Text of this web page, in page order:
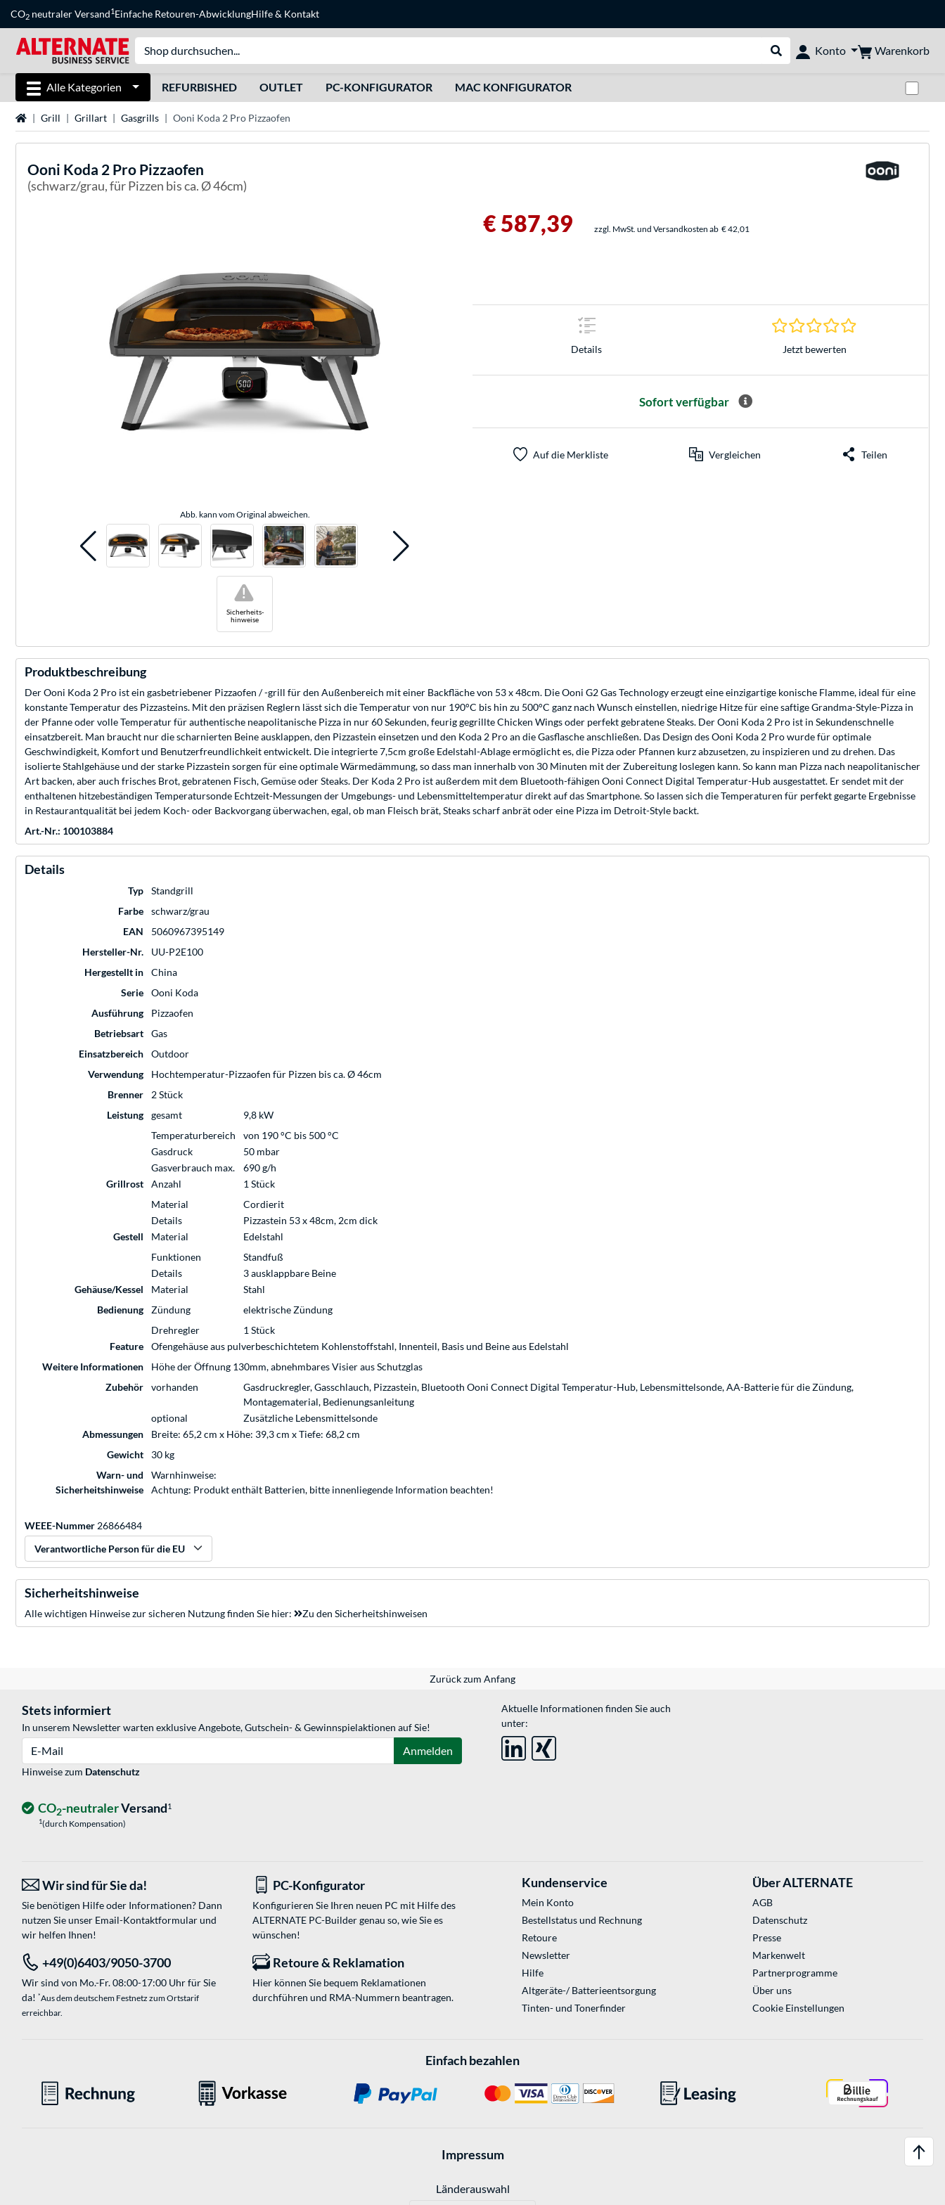
CO2 neutraler Versand1Einfache Retouren-AbwicklungHilfe& Kontakt
Suche durchführen
Konto Warenkorb
Alle Kategorien REFURBISHED OUTLET PC-KONFIGURATOR MAC KONFIGURATOR
Startseite
Grill Grillart Gasgrills Ooni Koda 2 Pro Pizzaofen
Ooni Koda 2 Pro Pizzaofen
(schwarz/grau, für Pizzen bis ca. Ø 46cm)
Abb. kann vom Original abweichen.
Sicherheits-
hinweise
!
€ 587,39 zzgl. MwSt. und Versandkosten ab € 42,01
Details
0.0 Sterne bei 0
Jetzt bewerten
Sofort verfügbar
Auf die Merkliste Vergleichen Teilen
Produktbeschreibung
Der Ooni Koda 2 Pro ist ein gasbetriebener Pizzaofen / -grill für den Außenbereich mit einer Backfläche von 53 x 48cm. Die Ooni G2 Gas Technology erzeugt eine einzigartige konische Flamme, ideal für eine
konstante Temperatur des Pizzasteins. Mit den präzisen Reglern lässt sich die Temperatur von nur 190°C bis hin zu 500°C ganz nach Wunsch einstellen, niedrige Hitze für eine saftige Grandma-Style-Pizza in
der Pfanne oder volle Temperatur für authentische neapolitanische Pizza in nur 60 Sekunden, feurig gegrillte Chicken Wings oder perfekt gebratene Steaks. Der Ooni Koda 2 Pro ist in Sekundenschnelle
einsatzbereit. Man braucht nur die scharnierten Beine ausklappen, den Pizzastein einsetzen und den Koda 2 Pro an die Gasflasche anschließen. Das Design des Ooni Koda 2 Pro wurde für optimale
Geschwindigkeit, Komfort und Benutzerfreundlichkeit entwickelt. Die integrierte 7,5cm große Edelstahl-Ablage ermöglicht es, die Pizza oder Pfannen kurz abzusetzen, zu inspizieren und zu drehen. Das
isolierte Stahlgehäuse und der starke Pizzastein sorgen für eine optimale Wärmedämmung, so dass man innerhalb von 30 Minuten mit der Zubereitung loslegen kann. So kann man Pizza nach neapolitanischer
Art backen, aber auch frisches Brot, gebratenen Fisch, Gemüse oder Steaks. Der Koda 2 Pro ist außerdem mit dem Bluetooth-fähigen Ooni Connect Digital Temperatur-Hub ausgestattet. Er sendet mit der
enthaltenen hitzebeständigen Temperatursonde Echtzeit-Messungen der Umgebungs- und Lebensmitteltemperatur direkt auf das Smartphone. So lassen sich die Temperaturen für perfekt gegarte Ergebnisse
in Restaurantqualität bei jedem Koch- oder Backvorgang überwachen, egal, ob man Fleisch brät, Steaks scharf anbrät oder eine Pizza im Detroit-Style backt.
Art.-Nr.: 100103884
Details
Typ
Standgrill
Farbe
schwarz/grau
EAN
5060967395149
Hersteller-Nr.
UU-P2E100
Hergestellt in
China
Serie
Ooni Koda
Ausführung
Pizzaofen
Betriebsart
Gas
Einsatzbereich
Outdoor
Verwendung
Hochtemperatur-Pizzaofen für Pizzen bis ca. Ø 46cm
Brenner
2 Stück
Leistung
gesamt
9,8 kW
Temperaturbereich
von 190 °C bis 500 °C
Gasdruck
50 mbar
Gasverbrauch max.
690 g/h
Grillrost
Anzahl
1 Stück
Material
Cordierit
Details
Pizzastein 53 x 48cm, 2cm dick
Gestell
Material
Edelstahl
Funktionen
Standfuß
Details
3 ausklappbare Beine
Gehäuse/Kessel
Material
Stahl
Bedienung
Zündung
elektrische Zündung
Drehregler
1 Stück
Feature
Ofengehäuse aus pulverbeschichtetem Kohlenstoffstahl, Innenteil, Basis und Beine aus Edelstahl
Weitere Informationen
Höhe der Öffnung 130mm, abnehmbares Visier aus Schutzglas
Zubehör
vorhanden
Gasdruckregler, Gasschlauch, Pizzastein, Bluetooth Ooni Connect Digital Temperatur-Hub, Lebensmittelsonde, AA-Batterie für die Zündung,
Montagematerial, Bedienungsanleitung
optional
Zusätzliche Lebensmittelsonde
Abmessungen
Breite: 65,2 cm x Höhe: 39,3 cm x Tiefe: 68,2 cm
Gewicht
30 kg
Warn- und
Sicherheitshinweise
Warnhinweise:
Achtung: Produkt enthält Batterien, bitte innenliegende Information beachten!
WEEE-Nummer 26866484
Verantwortliche Person für die EU
Sicherheitshinweise
Alle wichtigen Hinweise zur sicheren Nutzung finden Sie hier: Zu den Sicherheitshinweisen
Zurück zum Anfang
Stets informiert
In unserem Newsletter warten exklusive Angebote, Gutschein- & Gewinnspielaktionen auf Sie!
Anmelden
Hinweise zum Datenschutz
Aktuelle Informationen finden Sie auch
unter:
CO2-neutralerVersand1
1(durch Kompensation)
Wir sind für Sie da!
Sie benötigen Hilfe oder Informationen? Dann
nutzen Sie unser Email-Kontaktformularund
wir helfen Ihnen!
PC-Konfigurator
Konfigurieren Sie Ihren neuen PC mit Hilfe des
ALTERNATE PC-Builder genau so, wie Sie es
wünschen!
+49(0)6403/9050-3700
Wir sind von Mo.-Fr. 08:00-17:00 Uhr für Sie
da! *Aus dem deutschem Festnetz zum Ortstarif
erreichbar.
Retoure & Reklamation
Hier können Sie bequem Reklamationen
durchführen und RMA-Nummern beantragen.
Kundenservice
Mein Konto
Bestellstatus und Rechnung
Retoure
Newsletter
Hilfe
Altgeräte-/ Batterieentsorgung
Tinten- und Tonerfinder
Über ALTERNATE
AGB
Datenschutz
Presse
Markenwelt
Partnerprogramme
Über uns
Cookie Einstellungen
Einfach bezahlen
Impressum
Länderauswahl